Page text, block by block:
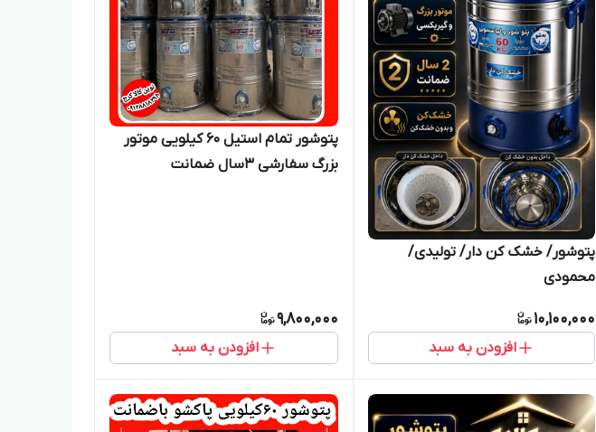
پتوشور/ خشک کن دار/ تولیدی/
محمودی
10,100,000
افزودن به سبد
پتوشور تمام استیل ۶۰ کیلویی موتور
بزرگ سفارشی ۳سال ضمانت
9,800,000
افزودن به سبد